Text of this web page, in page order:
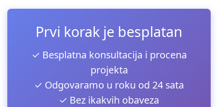
Prvi korak je besplatan
✓ Besplatna konsultacija i procena
projekta
✓ Odgovaramo u roku od 24 sata
✓ Bez ikakvih obaveza